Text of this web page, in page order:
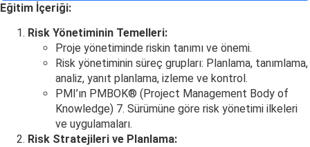
Eğitim İçeriği:
Risk Yönetiminin Temelleri:
Proje yönetiminde riskin tanımı ve önemi.
Risk yönetiminin süreç grupları: Planlama, tanımlama,
analiz, yanıt planlama, izleme ve kontrol.
PMI’ın PMBOK® (Project Management Body of
Knowledge) 7. Sürümüne göre risk yönetimi ilkeleri
ve uygulamaları.
Risk Stratejileri ve Planlama: